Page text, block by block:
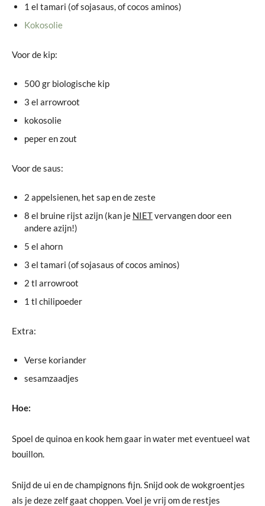
1 el tamari (of sojasaus, of cocos aminos)
Kokosolie
Voor de kip:
500 gr biologische kip
3 el arrowroot
kokosolie
peper en zout
Voor de saus:
2 appelsienen, het sap en de zeste
8 el bruine rijst azijn (kan je NIETvervangen door een
andere azijn!)
5 el ahorn
3 el tamari (of sojasaus of cocos aminos)
2 tl arrowroot
1 tl chilipoeder
Extra:
Verse koriander
sesamzaadjes
Hoe:
Spoel de quinoa en kook hem gaar in water met eventueel wat
bouillon.
Snijd de ui en de champignons fijn. Snijd ook de wokgroentjes
als je deze zelf gaat choppen. Voel je vrij om de restjes